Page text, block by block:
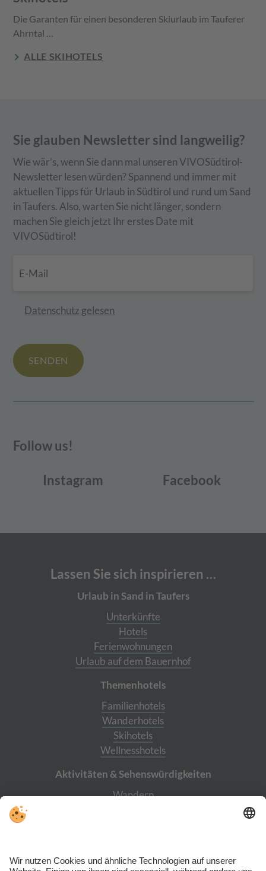
Die Garanten für einen besonderen Skiurlaub im Tauferer
Ahrntal …
ALLE SKIHOTELS
Sie glauben Newsletter sind langweilig?
Wie wär’s, wenn Sie dann mal unseren VIVOSüdtirol-
Newsletter lesen würden? Spannend und immer mit
aktuellen Tipps für Urlaub in Südtirol und rund um Sand
in Taufers. Also, warten Sie nicht länger, sondern
machen Sie gleich jetzt Ihr erstes Date mit
VIVOSüdtirol!
Datenschutz gelesen
SENDEN
Follow us!
Instagram Facebook
Lassen Sie sich inspirieren …
Urlaub in Sand in Taufers
Unterkünfte
Hotels
Ferienwohnungen
Urlaub auf dem Bauernhof
Themenhotels
Familienhotels
Wanderhotels
Skihotels
Wellnesshotels
Aktivitäten & Sehens­würdigkeiten
Wandern
Bergwerk Prettau